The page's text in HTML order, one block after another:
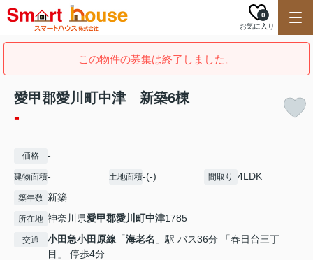
お気に入り
0
この物件の募集は終了しました。
愛甲郡愛川町中津 新築6棟
-
価格 -
建物面積- 土地面積-(-) 間取り 4LDK
築年数 新築
所在地 神奈川県愛甲郡愛川町中津1785
交通 小田急小田原線 「海老名 」駅 バス36分 「春日台三丁
目」 停歩4分